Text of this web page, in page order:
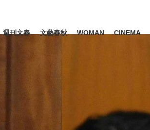
週刊文春 文藝春秋 WOMAN CINEMA
#後藤真希 #森岡毅 #城彰二